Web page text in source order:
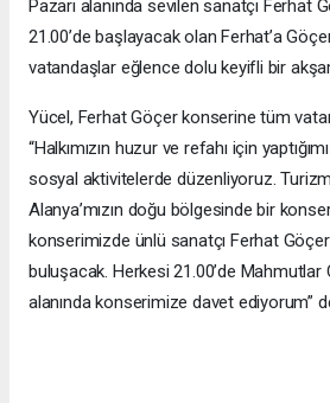
Pazarı alanında sevilen sanatçı Ferhat
21.00’de başlayacak olan Ferhat’a
vatandaşlar eğlence dolu keyifli bir
Yücel, Ferhat Göçer konserine tüm
“Halkımızın huzur ve refahı için
sosyal aktivitelerde düzenliyoruz.
Alanya’mızın doğu bölgesinde bir
konserimizde ünlü sanatçı Ferhat Göçer
buluşacak. Herkesi 21.00’de Mahmutlar
alanında konserimize davet ediyorum”